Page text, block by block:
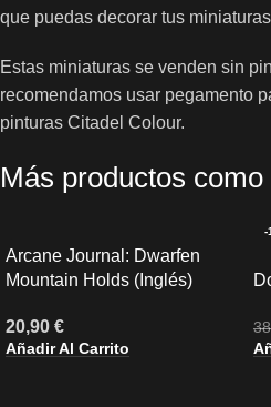
que puedas decorar tus
Estas miniaturas se venden sin
recomendamos usar pegamento
pinturas Citadel Colour.
Más productos como
Arcane Journal: Dwarfen
Mountain Holds (Inglés)
20,90 €
Añadir Al Carrito
-